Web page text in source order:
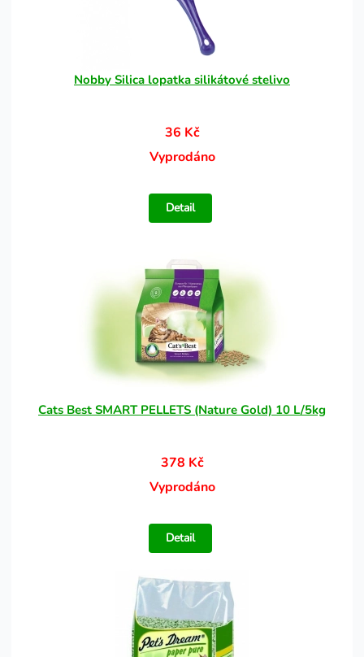
Nobby Silica lopatka silikátové stelivo
36 Kč
Vyprodáno
Detail
Cats Best SMART PELLETS (Nature Gold) 10 L/5kg
378 Kč
Vyprodáno
Detail